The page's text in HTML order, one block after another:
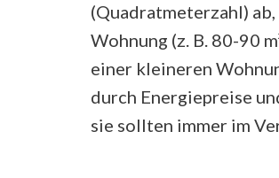
(Quadratmeterzahl)
Wohnung (z. B. 80-90
einer kleineren
durch Energiepreise
sie sollten immer im